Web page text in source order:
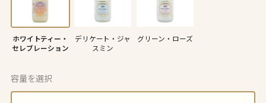
ホワイトティー・
セレブレーション
デリケート・ジャ
スミン
グリーン・ローズ
容量を選択